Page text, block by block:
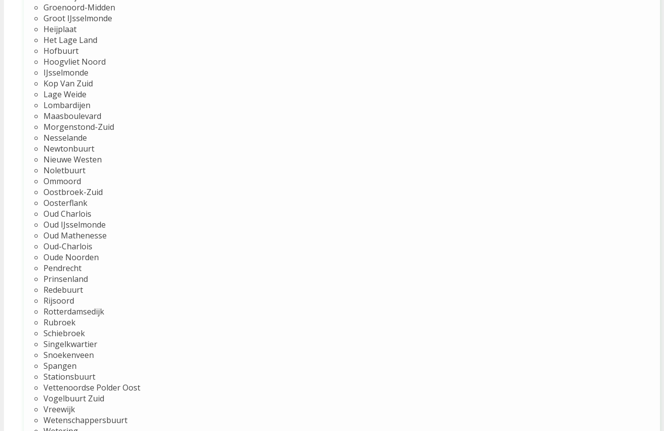
Groenoord-Midden
Groot IJsselmonde
Heijplaat
Het Lage Land
Hofbuurt
Hoogvliet Noord
IJsselmonde
Kop Van Zuid
Lage Weide
Lombardijen
Maasboulevard
Morgenstond-Zuid
Nesselande
Newtonbuurt
Nieuwe Westen
Noletbuurt
Ommoord
Oostbroek-Zuid
Oosterflank
Oud Charlois
Oud IJsselmonde
Oud Mathenesse
Oud-Charlois
Oude Noorden
Pendrecht
Prinsenland
Redebuurt
Rijsoord
Rotterdamsedijk
Rubroek
Schiebroek
Singelkwartier
Snoekenveen
Spangen
Stationsbuurt
Vettenoordse Polder Oost
Vogelbuurt Zuid
Vreewijk
Wetenschappersbuurt